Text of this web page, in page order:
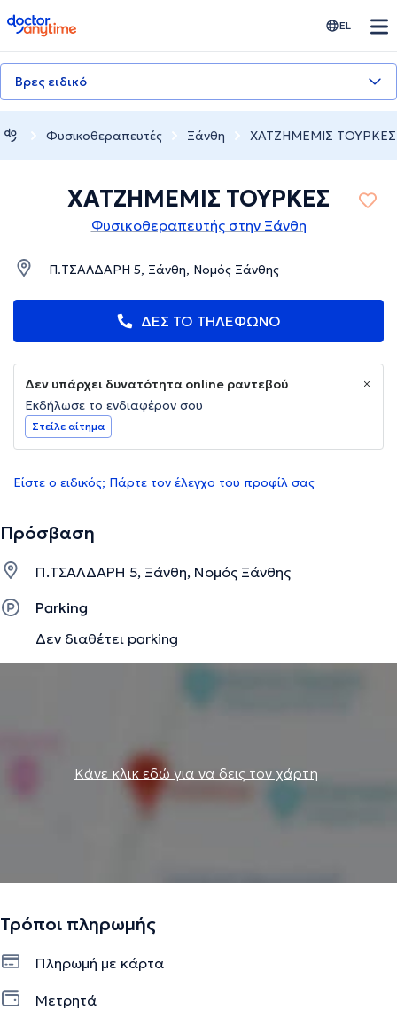
doctoranytime EL
Βρες ειδικό
Φυσικοθεραπευτές Ξάνθη ΧΑΤΖΗΜΕΜΙΣ ΤΟΥΡΚΕΣ
ΧΑΤΖΗΜΕΜΙΣ ΤΟΥΡΚΕΣ
Φυσικοθεραπευτής στην Ξάνθη
Π.ΤΣΑΛΔΑΡΗ 5, Ξάνθη, Νομός Ξάνθης
ΔΕΣ ΤΟ ΤΗΛΕΦΩΝΟ
Δεν υπάρχει δυνατότητα online ραντεβού
Εκδήλωσε το ενδιαφέρον σου
Στείλε αίτημα
Είστε ο ειδικός; Πάρτε τον έλεγχο του προφίλ σας
Πρόσβαση
Π.ΤΣΑΛΔΑΡΗ 5, Ξάνθη, Νομός Ξάνθης
Parking
Δεν διαθέτει parking
Κάνε κλικ εδώ για να δεις τον χάρτη
Τρόποι πληρωμής
Πληρωμή με κάρτα
Μετρητά